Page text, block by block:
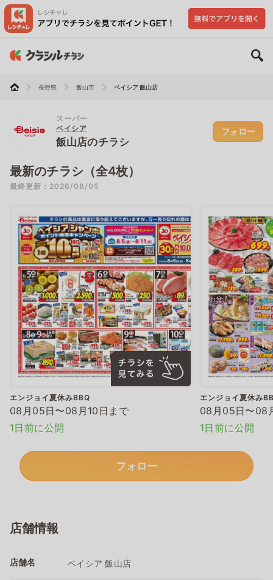
長野県 飯山市 ベイシア 飯山店
スーパー
ベイシア
飯山店のチラシ
フォロー
最新のチラシ（全4枚）
最終更新：2026/08/05
エンジョイ夏休みBBQ
08月05日〜08月10日まで
1日前に公開
エンジョイ夏休み
08月05日〜08
1日前に公開
フォロー
店舗情報
店舗名 ベイシア 飯山店